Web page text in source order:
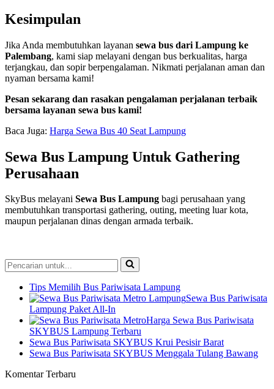
Kesimpulan
Jika Anda membutuhkan layanan sewa bus dari Lampung ke
Palembang, kami siap melayani dengan bus berkualitas, harga
terjangkau, dan sopir berpengalaman. Nikmati perjalanan aman dan
nyaman bersama kami!
Pesan sekarang dan rasakan pengalaman perjalanan terbaik
bersama layanan sewa bus kami!
Baca Juga: Harga Sewa Bus 40 Seat Lampung
Sewa Bus Lampung Untuk Gathering
Perusahaan
SkyBus melayani Sewa Bus Lampung bagi perusahaan yang
membutuhkan transportasi gathering, outing, meeting luar kota,
maupun perjalanan dinas dengan armada terbaik.
Pencarian
untuk...
Tips Memilih Bus Pariwisata Lampung
Sewa Bus Pariwisata
Lampung Paket All-In
Harga Sewa Bus Pariwisata
SKYBUS Lampung Terbaru
Sewa Bus Pariwisata SKYBUS Krui Pesisir Barat
Sewa Bus Pariwisata SKYBUS Menggala Tulang Bawang
Komentar Terbaru